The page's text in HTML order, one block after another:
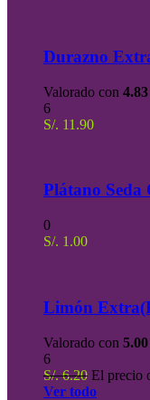
Durazno
Valorado con 4.83
6
S/. 11.90
Plátano Seda
0
S/. 1.00
Limón
Valorado con 5.00
6
S/.6.20 El precio
Ver todo